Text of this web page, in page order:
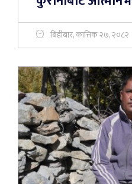
बिहीबार, कात्तिक २७, २०८२